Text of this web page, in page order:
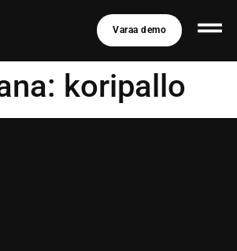
Varaa demo
koripallo